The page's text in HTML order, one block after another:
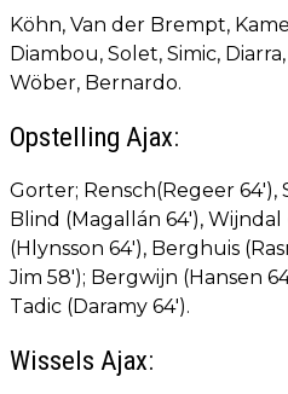
Köhn, Van der Brempt,
Diambou, Solet, Simic,
Wöber, Bernardo.
Opstelling Ajax:
Gorter; Rensch(Regeer 64'),
Blind (Magallán 64'), Wijndal
(Hlynsson 64'), Berghuis
Jim 58'); Bergwijn (Hansen
Tadic (Daramy 64').
Wissels Ajax: